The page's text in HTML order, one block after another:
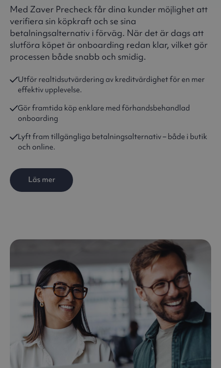
Med Zaver Precheck får dina kunder möjlighet att
verifiera sin köpkraft och se sina
betalningsalternativ i förväg. När det är dags att
slutföra köpet är onboarding redan klar, vilket gör
processen både snabb och smidig.
Utför realtidsutvärdering av kreditvärdighet för en mer
effektiv upplevelse.
Gör framtida köp enklare med förhandsbehandlad
onboarding
Lyft fram tillgängliga betalningsalternativ – både i butik
och online.
Läs mer